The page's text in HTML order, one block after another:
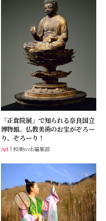
「正倉院展」で知られる奈良国立
博物館。仏教美術のお宝がぞろー
り、ぞろーり！
Art 和樂web編集部